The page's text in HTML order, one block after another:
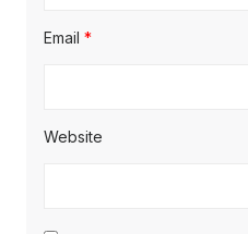
Email *
Website